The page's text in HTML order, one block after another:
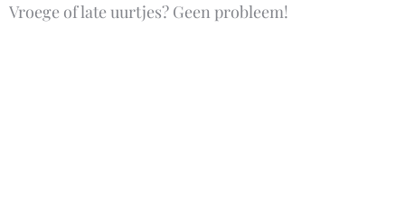
Vroege of late uurtjes? Geen probleem!